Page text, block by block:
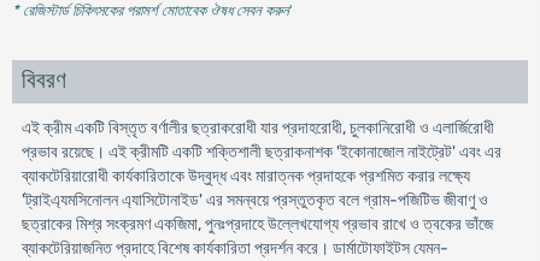
* রেজিস্টার্ড চিকিৎসকের পরামর্শ মোতাবেক ঔষধ সেবন করুন'
বিবরণ
এই ক্রীম একটি বিস্তৃত বর্ণালীর ছত্রাকরোধী যার প্রদাহরোধী, চুলকানিরোধী ও এলার্জিরোধী
প্রভাব রয়েছে। এই ক্রীমটি একটি শক্তিশালী ছত্রাকনাশক 'ইকোনাজোল নাইট্রেট' এবং এর
ব্যাকটেরিয়ারোধী কার্যকারিতাকে উদ্বুদ্ধ এবং মারাত্নক প্রদাহকে প্রশমিত করার লক্ষ্যে
'ট্রাইএ্যমসিনোলন এ্যাসিটোনাইড' এর সমন্বয়ে প্রস্তুতকৃত বলে গ্রাম-পজিটিভ জীবাণু ও
ছত্রাকের মিশ্র সংক্রমণ একজিমা, পুনঃপ্রদাহে উল্লেখযোগ্য প্রভাব রাখে ও ত্বকের ভাঁজে
ব্যাকটেরিয়াজনিত প্রদাহে বিশেষ কার্যকারিতা প্রদর্শন করে। ডার্মাটোফাইটস যেমন-